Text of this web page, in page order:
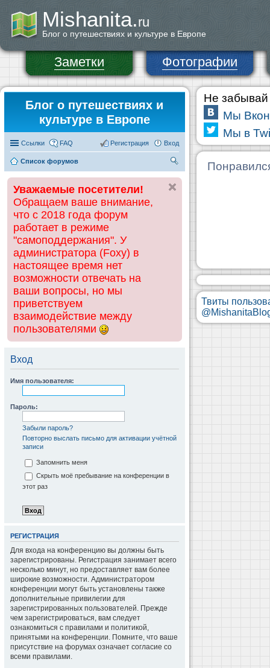
Mishanita.ru
Блог о путешествиях и культуре в Европе
Заметки Фотографии
Блог о путешествиях и
культуре в Европе
Ссылки FAQ Вход
Регистрация
Список форумов
ск
Уважаемые посетители!
Обращаем ваше внимание,
что с 2018 года форум
работает в режиме
"самоподдержания". У
администратора (Foxy) в
настоящее время нет
возможности отвечать на
ваши вопросы, но мы
приветствуем
взаимодействие между
пользователями
Вход
Имя пользователя:
Пароль:
Забыли пароль?
Повторно выслать письмо для активации учётной
записи
Запомнить меня
Скрыть моё пребывание на конференции в
этот раз
РЕГИСТРАЦИЯ
Для входа на конференцию вы должны быть
зарегистрированы. Регистрация занимает всего
несколько минут, но предоставляет вам более
широкие возможности. Администратором
конференции могут быть установлены также
дополнительные привилегии для
зарегистрированных пользователей. Прежде
чем зарегистрироваться, вам следует
ознакомиться с правилами и политикой,
принятыми на конференции. Помните, что ваше
присутствие на форумах означает согласие со
всеми правилами.
Не забывай
Мы
Мы в
Твиты